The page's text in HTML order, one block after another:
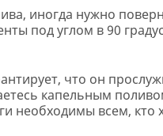
иногда нужно
под углом в 90
что он
капельным
необходимы всем, кто